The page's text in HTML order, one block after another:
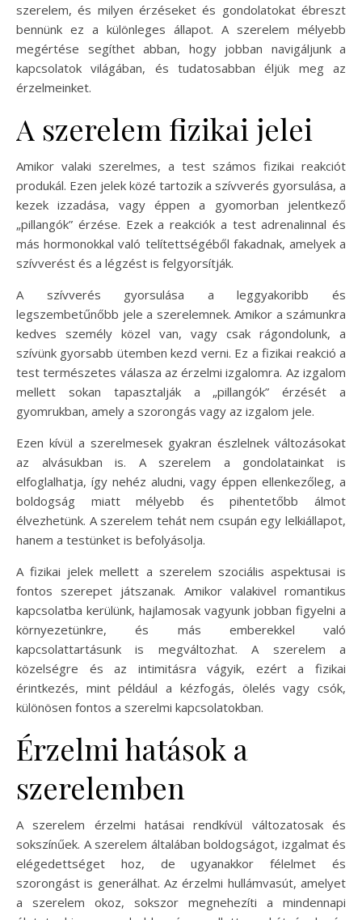
szerelem, és milyen érzéseket és gondolatokat ébreszt
bennünk ez a különleges állapot. A szerelem mélyebb
megértése segíthet abban, hogy jobban navigáljunk a
kapcsolatok világában, és tudatosabban éljük meg az
érzelmeinket.
A szerelem fizikai jelei
Amikor valaki szerelmes, a test számos fizikai reakciót
produkál. Ezen jelek közé tartozik a szívverés gyorsulása, a
kezek izzadása, vagy éppen a gyomorban jelentkező
„pillangók” érzése. Ezek a reakciók a test adrenalinnal és
más hormonokkal való telítettségéből fakadnak, amelyek a
szívverést és a légzést is felgyorsítják.
A szívverés gyorsulása a leggyakoribb és
legszembetűnőbb jele a szerelemnek. Amikor a számunkra
kedves személy közel van, vagy csak rágondolunk, a
szívünk gyorsabb ütemben kezd verni. Ez a fizikai reakció a
test természetes válasza az érzelmi izgalomra. Az izgalom
mellett sokan tapasztalják a „pillangók” érzését a
gyomrukban, amely a szorongás vagy az izgalom jele.
Ezen kívül a szerelmesek gyakran észlelnek változásokat
az alvásukban is. A szerelem a gondolatainkat is
elfoglalhatja, így nehéz aludni, vagy éppen ellenkezőleg, a
boldogság miatt mélyebb és pihentetőbb álmot
élvezhetünk. A szerelem tehát nem csupán egy lelkiállapot,
hanem a testünket is befolyásolja.
A fizikai jelek mellett a szerelem szociális aspektusai is
fontos szerepet játszanak. Amikor valakivel romantikus
kapcsolatba kerülünk, hajlamosak vagyunk jobban figyelni a
környezetünkre, és más emberekkel való
kapcsolattartásunk is megváltozhat. A szerelem a
közelségre és az intimitásra vágyik, ezért a fizikai
érintkezés, mint például a kézfogás, ölelés vagy csók,
különösen fontos a szerelmi kapcsolatokban.
Érzelmi hatások a
szerelemben
A szerelem érzelmi hatásai rendkívül változatosak és
sokszínűek. A szerelem általában boldogságot, izgalmat és
elégedettséget hoz, de ugyanakkor félelmet és
szorongást is generálhat. Az érzelmi hullámvasút, amelyet
a szerelem okoz, sokszor megnehezíti a mindennapi